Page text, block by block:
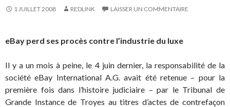
1 JUILLET 2008 REDLINK LAISSER UN COMMENTAIRE
eBay perd ses procès contre l’industrie du luxe
Il y a un mois à peine, le 4 juin dernier, la responsabilité de la
société eBay International A.G. avait été retenue – pour la
première fois dans l’histoire judiciaire – par le Tribunal de
Grande Instance de Troyes au titres d’actes de contrefaçon